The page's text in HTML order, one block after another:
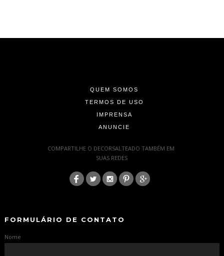
QUEM SOMOS
TERMOS DE USO
IMPRENSA
ANUNCIE
COMPARTILHE O DECORSALTEADO TAMBÉM EM
SUAS REDES
FORMULÁRIO DE CONTATO
Nome